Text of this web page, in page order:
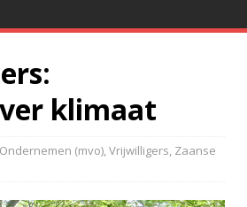
klimaat
Ondernemen (mvo),Vrijwilligers, Zaanse